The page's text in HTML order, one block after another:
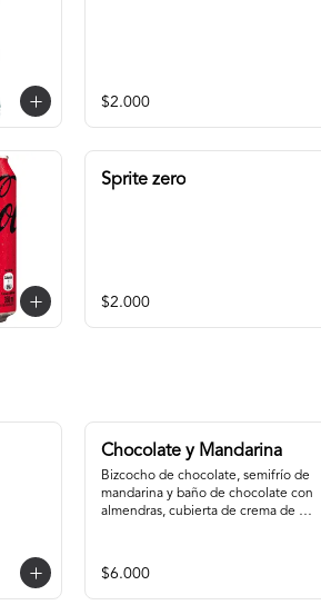
$2.000
Sprite zero
$2.000
Chocolate y Mandarina
Bizcocho de chocolate, semifrío de
mandarina y baño de chocolate con
almendras, cubierta de crema de
$6.000